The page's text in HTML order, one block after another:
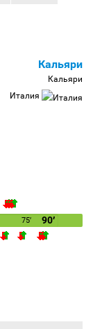
Кальяри
Кальяри
Италия
75′ 90′